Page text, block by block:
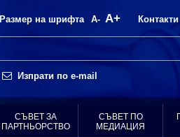
Размер на шрифта A- A+ Контакти
Изпрати по e-mail
СЪВЕТ ЗА
ПАРТНЬОРСТВО
СЪВЕТ ПО
МЕДИАЦИЯ